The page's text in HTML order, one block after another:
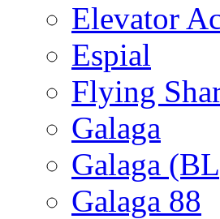
Elevator
Espial
Flying
Galaga
Galaga
Galaga 88